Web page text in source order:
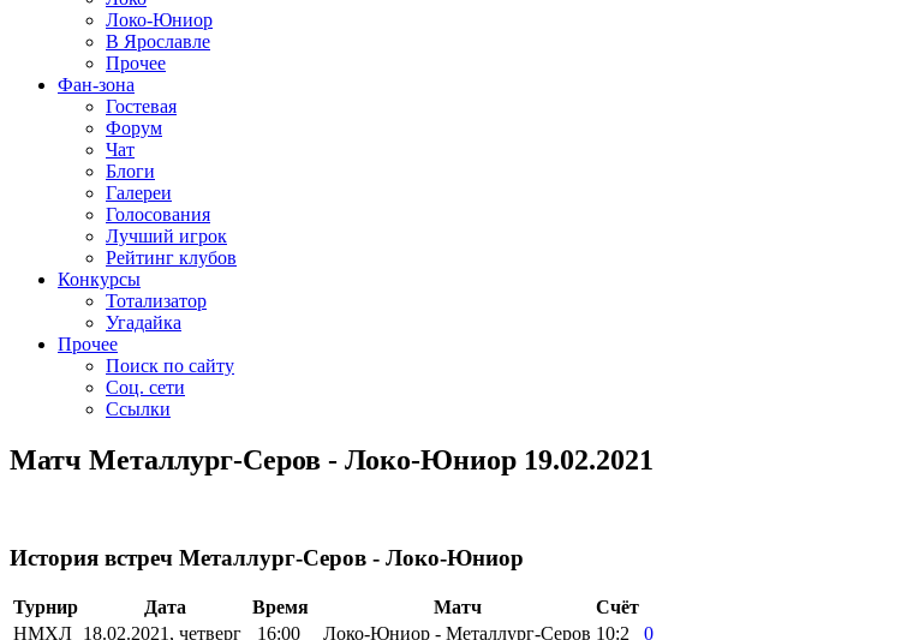
Локо-Юниор
В Ярославле
Прочее
Фан-зона
Гостевая
Форум
Чат
Блоги
Галереи
Голосования
Лучший игрок
Рейтинг клубов
Конкурсы
Тотализатор
Угадайка
Прочее
Поиск по сайту
Соц. сети
Ссылки
Матч Металлург-Серов - Локо-Юниор 19.02.2021
История встреч Металлург-Серов - Локо-Юниор
Турнир Дата Время Матч
Счёт
НМХЛ 18.02.2021, четверг 16:00 Локо-Юниор - Металлург-Серов 10:2
0